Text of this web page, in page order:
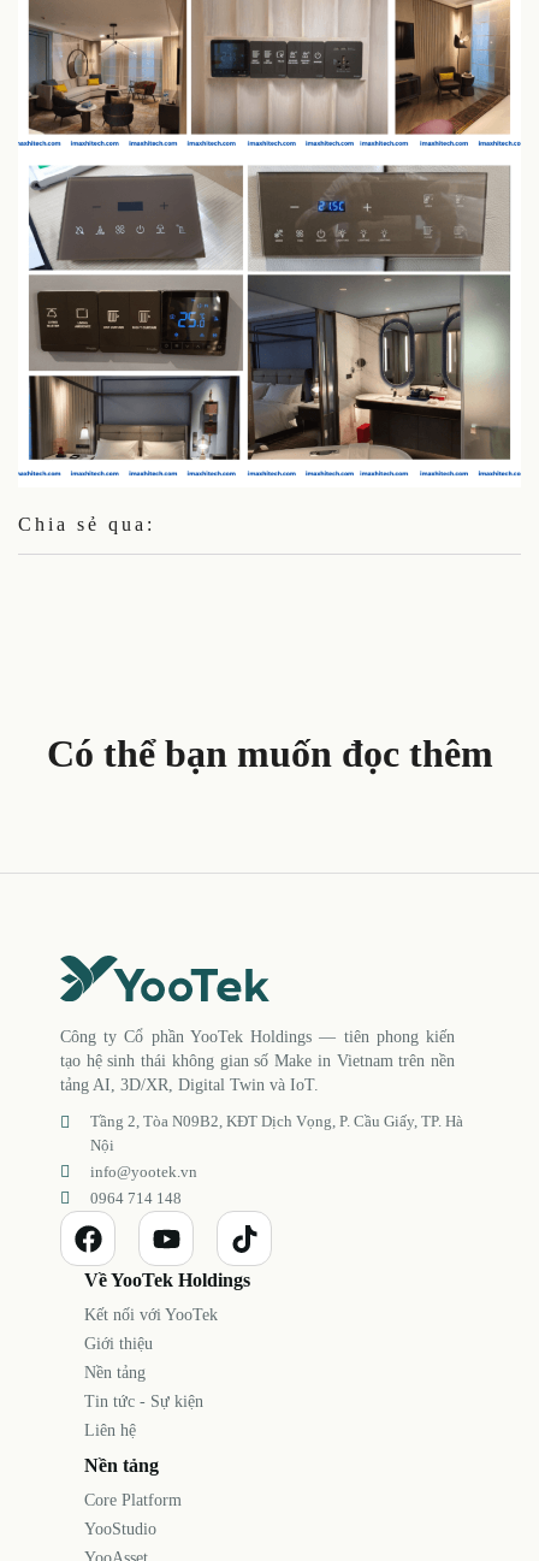
Chia sẻ qua:
Có thể bạn muốn đọc thêm
Công ty Cổ phần YooTek Holdings — tiên phong kiến
tạo hệ sinh thái không gian số Make in Vietnam trên nền
tảng AI, 3D/XR, Digital Twin và IoT.
Tầng 2, Tòa N09B2, KĐT Dịch Vọng, P. Cầu Giấy, TP. Hà
Nội
info@yootek.vn
0964 714 148
Về YooTek Holdings
Kết nối với YooTek
Giới thiệu
Nền tảng
Tin tức - Sự kiện
Liên hệ
Nền tảng
Core Platform
YooStudio